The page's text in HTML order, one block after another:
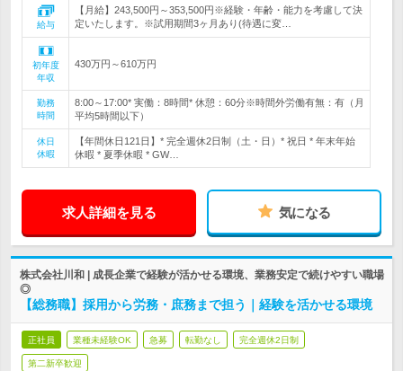
給与
【月給】243,500円～353,500円※経験・年齢・能力を考慮して決
定いたします。※試用期間3ヶ月あり(待遇に変…
初年度
年収
430万円～610万円
勤務
時間
8:00～17:00* 実働：8時間* 休憩：60分※時間外労働有無：有（月
平均5時間以下）
休日
休暇
【年間休日121日】* 完全週休2日制（土・日）* 祝日 * 年末年始
休暇 * 夏季休暇 * GW…
求人詳細を見る 気になる
株式会社川和 | 成長企業で経験が活かせる環境、業務安定で続けやすい職場
◎
【総務職】採用から労務・庶務まで担う｜経験を活かせる環境
正社員 業種未経験OK 急募 転勤なし 完全週休2日制
第二新卒歓迎